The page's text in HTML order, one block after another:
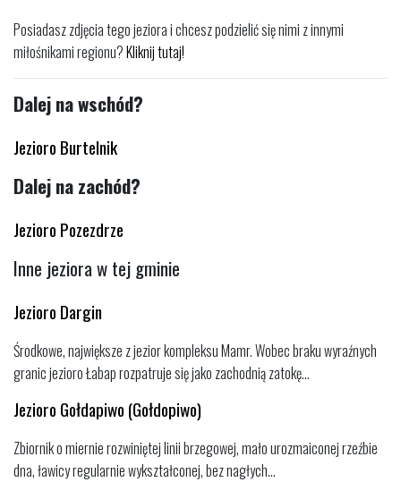
Posiadasz zdjęcia tego jeziora i chcesz podzielić się nimi z innymi
miłośnikami regionu?Kliknij tutaj!
Dalej na wschód?
Jezioro Burtelnik
Dalej na zachód?
Jezioro Pozezdrze
Inne jeziora w tej gminie
Jezioro Dargin
Środkowe, największe z jezior kompleksu Mamr. Wobec braku wyraźnych
granic jezioro Łabap rozpatruje się jako zachodnią zatokę...
Jezioro Gołdapiwo (Gołdopiwo)
Zbiornik o miernie rozwiniętej linii brzegowej, mało urozmaiconej rzeźbie
dna, ławicy regularnie wykształconej, bez nagłych...